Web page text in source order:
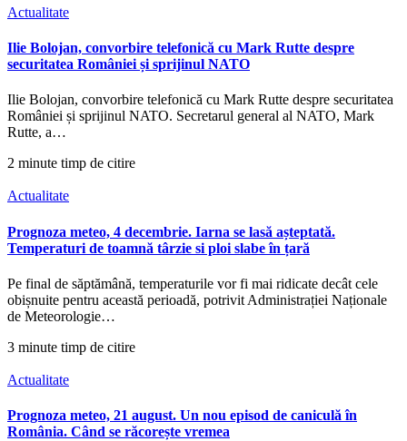
Actualitate
Ilie Bolojan, convorbire telefonică cu Mark Rutte despre
securitatea României și sprijinul NATO
Ilie Bolojan, convorbire telefonică cu Mark Rutte despre securitatea
României și sprijinul NATO. Secretarul general al NATO, Mark
Rutte, a…
2 minute timp de citire
Actualitate
Prognoza meteo, 4 decembrie. Iarna se lasă așteptată.
Temperaturi de toamnă târzie si ploi slabe în țară
Pe final de săptămână, temperaturile vor fi mai ridicate decât cele
obișnuite pentru această perioadă, potrivit Administrației Naționale
de Meteorologie…
3 minute timp de citire
Actualitate
Prognoza meteo, 21 august. Un nou episod de caniculă în
România. Când se răcorește vremea